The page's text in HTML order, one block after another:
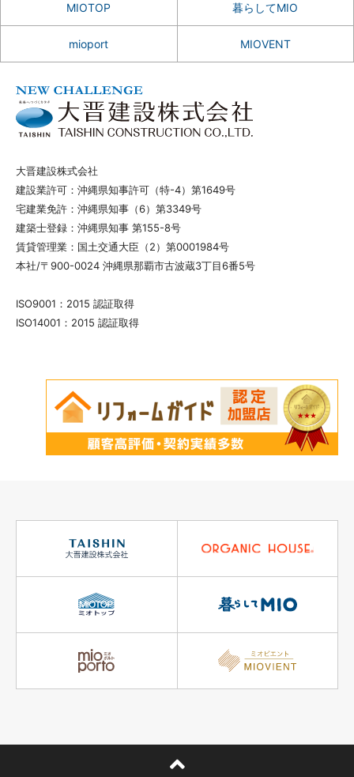
MIOTOP 暮らしてMIO
mioport MIOVENT
大晋建設株式会社
建設業許可：沖縄県知事許可（特-4）第1649号
宅建業免許：沖縄県知事（6）第3349号
建築士登録：沖縄県知事 第155-8号
賃貸管理業：国土交通大臣（2）第0001984号
本社/〒900-0024 沖縄県那覇市古波蔵3丁目6番5号
ISO9001：2015 認証取得
ISO14001：2015 認証取得